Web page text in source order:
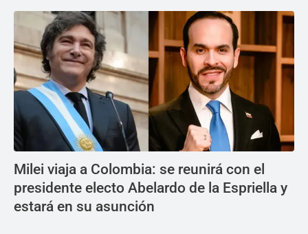
Milei viaja a Colombia: se reunirá con el
presidente electo Abelardo de la Espriella y
estará en su asunción